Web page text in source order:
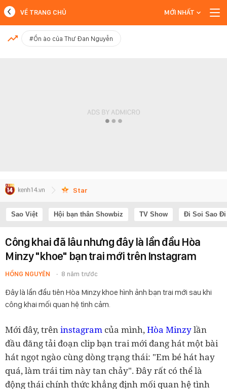
MỚI NHẤT
VỀ TRANG CHỦ MỚI NHẤT
#Ồn ào của Thư Đan Nguyễn
Star
Sao Việt Hội bạn thân Showbiz TV Show Đi Soi Sao Đi
Công khai đã lâu nhưng đây là lần đầu Hòa
Minzy "khoe" bạn trai mới trên Instagram
HỒNG NGUYÊN 8 năm trước
Đây là lần đầu tiên Hòa Minzy khoe hình ảnh bạn trai mới sau khi
công khai mối quan hệ tình cảm.
Mới đây, trêninstagram của mình,Hòa Minzylần
đầu đăng tải đoạn clip bạn trai mới đang hát một bài
hát ngọt ngào cùng dòng trạng thái: "Em bé hát hay
quá, làm trái tim này tan chảy". Đây rất có thể là
động thái chính thức khẳng định mối quan hệ tình